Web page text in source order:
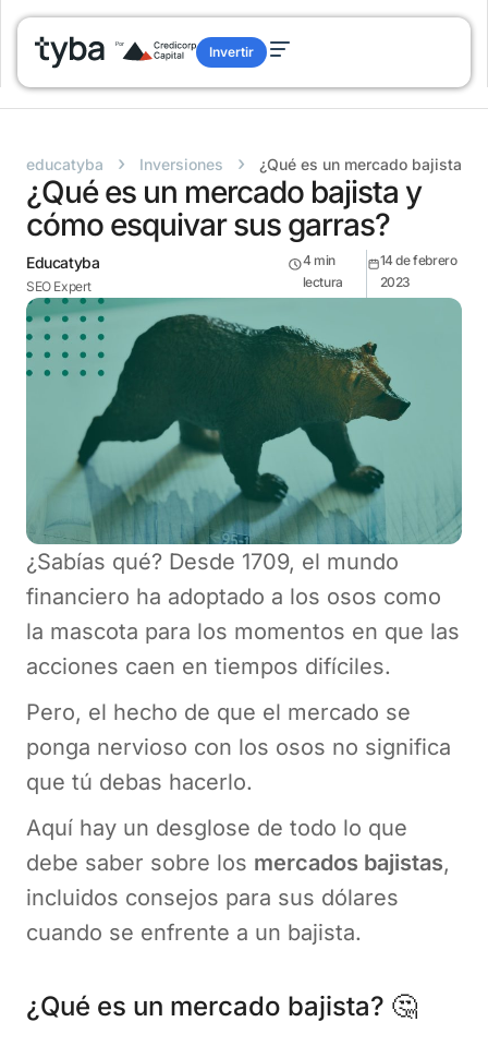
Invertir
educatyba › Inversiones › ¿Qué es un mercado bajista y
¿Qué es un mercado bajista y
cómo esquivar sus garras?
Educatyba
SEO Expert
4 min
lectura
14 de febrero
2023
¿Sabías qué? Desde 1709, el mundo
financiero ha adoptado a los osos como
la mascota para los momentos en que las
acciones caen en tiempos difíciles.
Pero, el hecho de que el mercado se
ponga nervioso con los osos no significa
que tú debas hacerlo.
Aquí hay un desglose de todo lo que
debe saber sobre los mercados bajistas,
incluidos consejos para sus dólares
cuando se enfrente a un bajista.
¿Qué es un mercado bajista? 🤔